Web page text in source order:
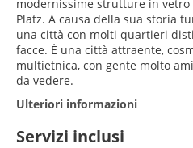
modernissime strutture in vetro
Platz. A causa della sua storia
una città con molti quartieri
facce. È una città attraente,
multietnica, con gente molto
da vedere.
Ulteriori informazioni
Servizi inclusi